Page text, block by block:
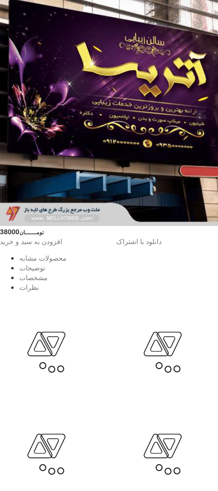
38000تومــــــــان
افزودن به سبد و خرید
دانلود با اشتراک
محصولات مشابه
توضیحات
مشخصات
نظرات